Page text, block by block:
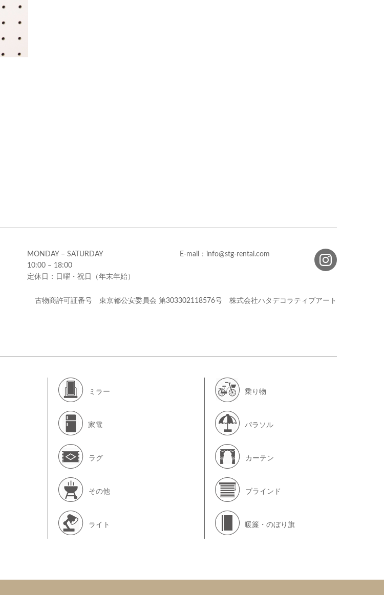
MONDAY – SATURDAY
10:00 – 18:00
定休日：日曜・祝日（年末年始）
E-mail：info@stg-rental.com
古物商許可証番号 東京都公安委員会 第303302118576号 株式会社ハタデコラティブアート
ミラー
家電
ラグ
その他
ライト
乗り物
パラソル
カーテン
ブラインド
暖簾・のぼり旗